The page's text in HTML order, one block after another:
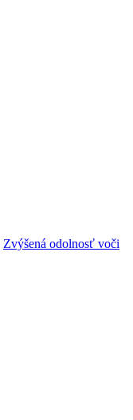
Zvýšená odolnosť voči